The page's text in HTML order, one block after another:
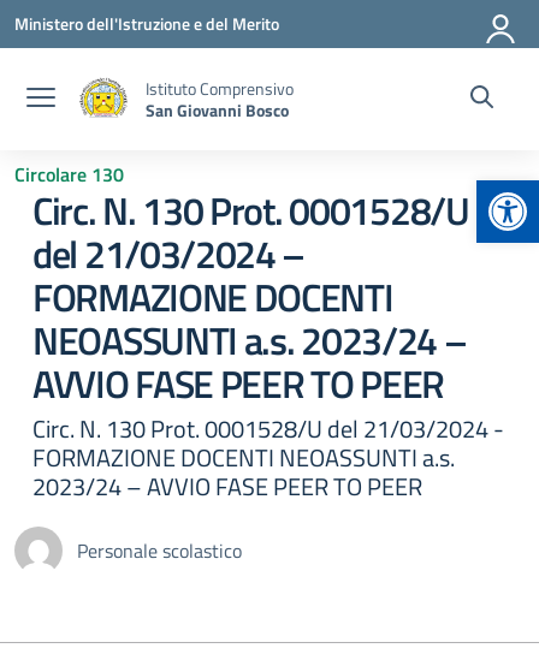
Vai ai contenuti
Vai al menu di navigazione
Vai al footer
Ministero dell'Istruzione e del Merito
Istituto Comprensivo
San Giovanni Bosco
Circolare 130
Circ. N. 130 Prot. 0001528/U
del 21/03/2024 –
FORMAZIONE DOCENTI
NEOASSUNTI a.s. 2023/24 –
AVVIO FASE PEER TO PEER
Circ. N. 130 Prot. 0001528/U del 21/03/2024 -
FORMAZIONE DOCENTI NEOASSUNTI a.s.
2023/24 – AVVIO FASE PEER TO PEER
Personale scolastico